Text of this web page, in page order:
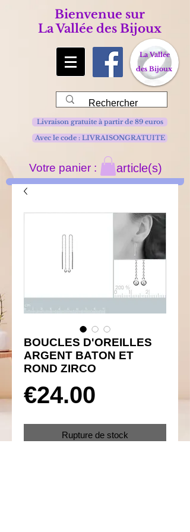
Bienvenue sur
La Vallée des Bijoux
La Vallée
des Bijoux
Avec le code : LIVRAISONGRATUITE
Livraison gratuite à partir de 89 euros
Votre panier : article(s)
BOUCLES D'OREILLES
ARGENT BATON ET
ROND ZIRCO
€24.00
Rupture de stock